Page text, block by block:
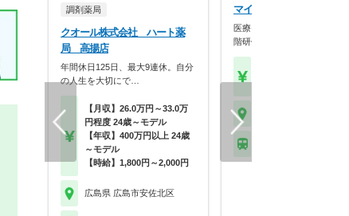
調剤薬局
クオール株式会社 ハート薬
局 高揚店
年間休日125日、最大9連休。自分
の人生を大切にで…
【月収】26.0万円～33.0万
円程度 24歳～モデル
【年収】400万円以上 24歳
～モデル
【時給】1,800円～2,000円
広島県 広島市安佐北区
マイライフ株式会社 深
医療モール強み！多科目経験
階研修で管理薬剤師へ…